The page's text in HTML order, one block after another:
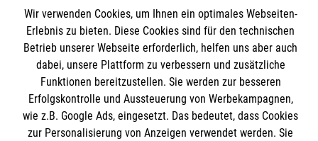
Angebote & Leistungen
Kursangebote
Mitarbeiten & Stellenangebote
Wir Malteser
Informationen
Kontakt
Presse und Medien
Transparenz
Malteser online
Wir verwenden Cookies, um Ihnen ein optimales Webseiten-
Erlebnis zu bieten. Diese Cookies sind für den technischen
Betrieb unserer Webseite erforderlich, helfen uns aber auch
dabei, unsere Plattform zu verbessern und zusätzliche
Funktionen bereitzustellen. Sie werden zur besseren
Erfolgskontrolle und Aussteuerung von Werbekampagnen,
wie z.B. Google Ads, eingesetzt. Das bedeutet, dass Cookies
zur Personalisierung von Anzeigen verwendet werden. Sie